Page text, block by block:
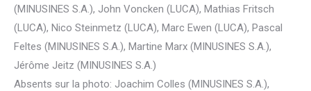
(MINUSINES S.A.), John Voncken (LUCA), Mathias Fritsch
(LUCA), Nico Steinmetz (LUCA), Marc Ewen (LUCA), Pascal
Feltes (MINUSINES S.A.), Martine Marx (MINUSINES S.A.),
Jérôme Jeitz (MINUSINES S.A.)
Absents sur la photo: Joachim Colles (MINUSINES S.A.),